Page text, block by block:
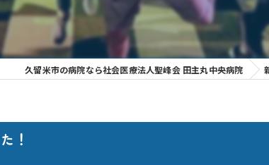
呼吸器内科
糖尿病・内分泌内科
通所リハビリテーション
通所リハビリ デイケアセ
久留米市の病院なら社会医療法人聖峰会 田主丸中央病院
！